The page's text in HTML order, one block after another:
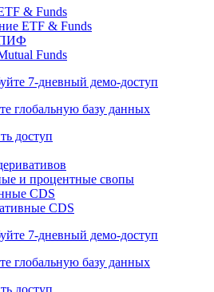
глобальную базу данных
доступ
ETF & Funds
Funds
7-дневный
глобальную базу данных
доступ
и процентные свопы
CDS